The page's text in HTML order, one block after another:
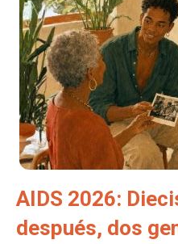
AIDS 2026:
después, dos